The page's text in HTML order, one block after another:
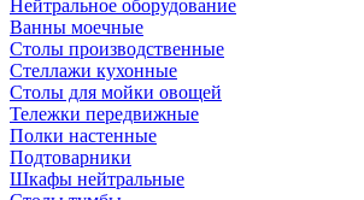
Нейтральное оборудование
Ванны моечные
Столы производственные
Стеллажи кухонные
Столы для мойки овощей
Тележки передвижные
Полки настенные
Подтоварники
Шкафы нейтральные